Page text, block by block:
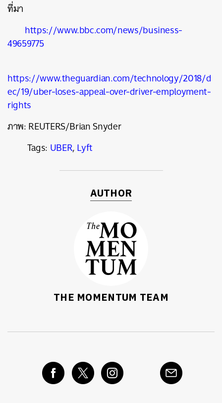
ที่มา
https://www.bbc.com/news/business-
49659775
https://www.theguardian.com/technology/2018/d
ec/19/uber-loses-appeal-over-driver-employment-
rights
ภาพ:REUTERS/Brian Snyder
Tags: UBER,Lyft
AUTHOR
THE MOMENTUM TEAM